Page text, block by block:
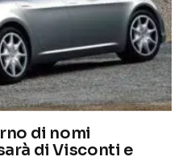
di nomi
di Visconti e